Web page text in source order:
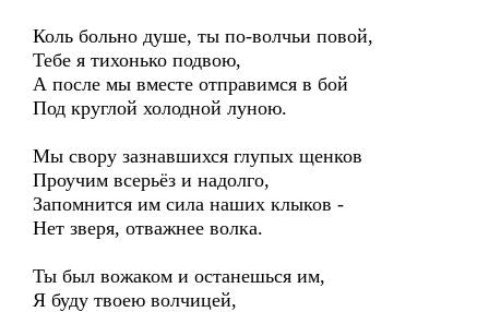
Коль больно душе, ты по-волчьи повой,
Тебе я тихонько подвою,
А после мы вместе отправимся в бой
Под круглой холодной луною.
Мы свору зазнавшихся глупых щенков
Проучим всерьёз и надолго,
Запомнится им сила наших клыков -
Нет зверя, отважнее волка.
Ты был вожаком и останешься им,
Я буду твоею волчицей,